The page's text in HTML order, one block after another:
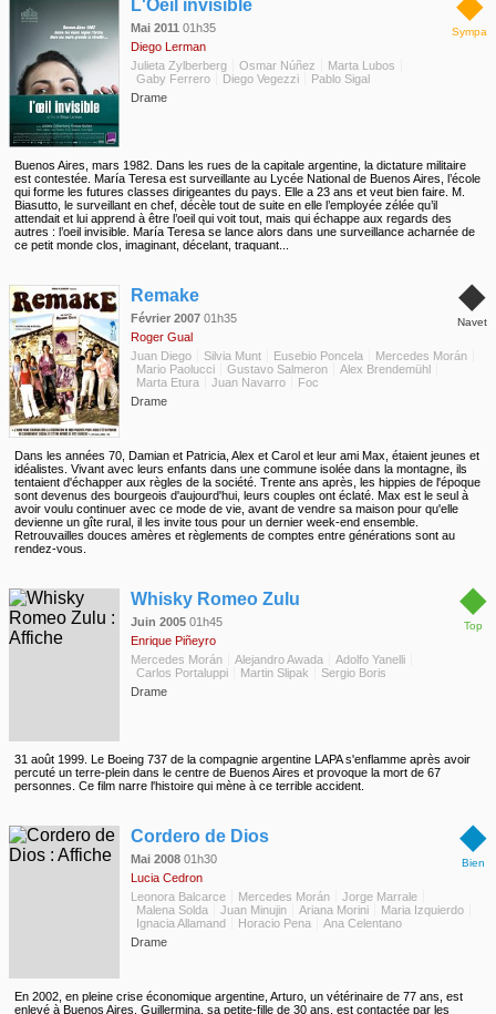
Sympa
L'Oeil invisible
Mai 2011 01h35
Diego Lerman
Julieta Zylberberg
Osmar Núñez
Marta Lubos
Gaby Ferrero
Diego Vegezzi
Pablo Sigal
Drame
Buenos Aires, mars 1982. Dans les rues de la capitale argentine, la dictature militaire
est contestée. María Teresa est surveillante au Lycée National de Buenos Aires, l’école
qui forme les futures classes dirigeantes du pays. Elle a 23 ans et veut bien faire. M.
Biasutto, le surveillant en chef, décèle tout de suite en elle l’employée zélée qu’il
attendait et lui apprend à être l’oeil qui voit tout, mais qui échappe aux regards des
autres : l’oeil invisible. María Teresa se lance alors dans une surveillance acharnée de
ce petit monde clos, imaginant, décelant, traquant...
◆
Navet
Remake
Février 2007 01h35
Roger Gual
Juan Diego
Silvia Munt Eusebio Poncela
Mercedes Morán
Mario Paolucci
Gustavo Salmeron
Alex Brendemühl
Marta Etura
Juan Navarro
Foc
Drame
Dans les années 70, Damian et Patricia, Alex et Carol et leur ami Max, étaient jeunes et
idéalistes. Vivant avec leurs enfants dans une commune isolée dans la montagne, ils
tentaient d'échapper aux règles de la société. Trente ans après, les hippies de l'époque
sont devenus des bourgeois d'aujourd'hui, leurs couples ont éclaté. Max est le seul à
avoir voulu continuer avec ce mode de vie, avant de vendre sa maison pour qu'elle
devienne un gîte rural, il les invite tous pour un dernier week-end ensemble.
Retrouvailles douces amères et règlements de comptes entre générations sont au
rendez-vous.
◆
Top
Whisky Romeo Zulu
Juin 2005 01h45
Enrique Piñeyro
Mercedes Morán
Alejandro Awada
Adolfo Yanelli
Carlos Portaluppi
Martin Slipak
Sergio Boris
Drame
31 août 1999. Le Boeing 737 de la compagnie argentine LAPA s'enflamme après avoir
percuté un terre-plein dans le centre de Buenos Aires et provoque la mort de 67
personnes. Ce film narre l'histoire qui mène à ce terrible accident.
◆
Bien
Cordero de Dios
Mai 2008 01h30
Lucia Cedron
Leonora Balcarce
Mercedes Morán
Jorge Marrale
Malena Solda
Juan Minujin Ariana Morini
Maria Izquierdo
Ignacia Allamand
Horacio Pena
Ana Celentano
Drame
En 2002, en pleine crise économique argentine, Arturo, un vétérinaire de 77 ans, est
enlevé à Buenos Aires. Guillermina, sa petite-fille de 30 ans, est contactée par les